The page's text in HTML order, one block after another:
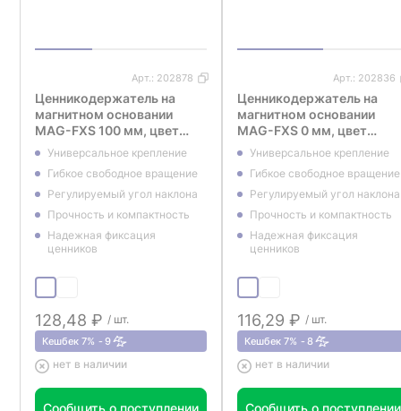
Арт.: 202878
Ценникодержатель на
магнитном основании
MAG-FXS 100 мм, цвет
черный
Универсальное крепление
Гибкое свободное вращение
Регулируемый угол наклона
Прочность и компактность
Надежная фиксация
ценников
128,48 ₽ / шт.
Кешбек 7% 9
нет в наличии
Сообщить о поступлении
Арт.: 202836
Ценникодержатель на
магнитном основании
MAG-FXS 0 мм, цвет
черный
Универсальное крепление
Гибкое свободное вращение
Регулируемый угол наклона
Прочность и компактность
Надежная фиксация
ценников
116,29 ₽ / шт.
Кешбек 7% 8
нет в наличии
Сообщить о поступлении